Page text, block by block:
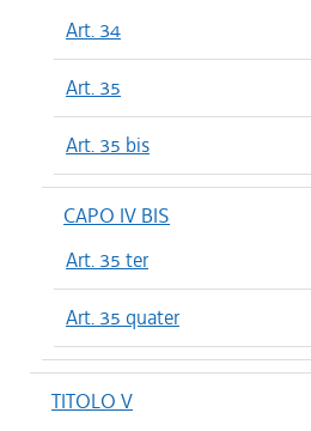
Art. 34
Art. 35
Art. 35 bis
CAPO IV BIS
Art. 35 ter
Art. 35 quater
TITOLO V